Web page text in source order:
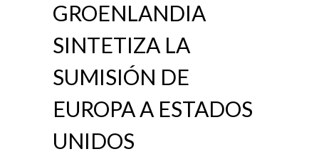
GROENLANDIA
SINTETIZA LA
SUMISIÓN DE
EUROPA A ESTADOS
UNIDOS